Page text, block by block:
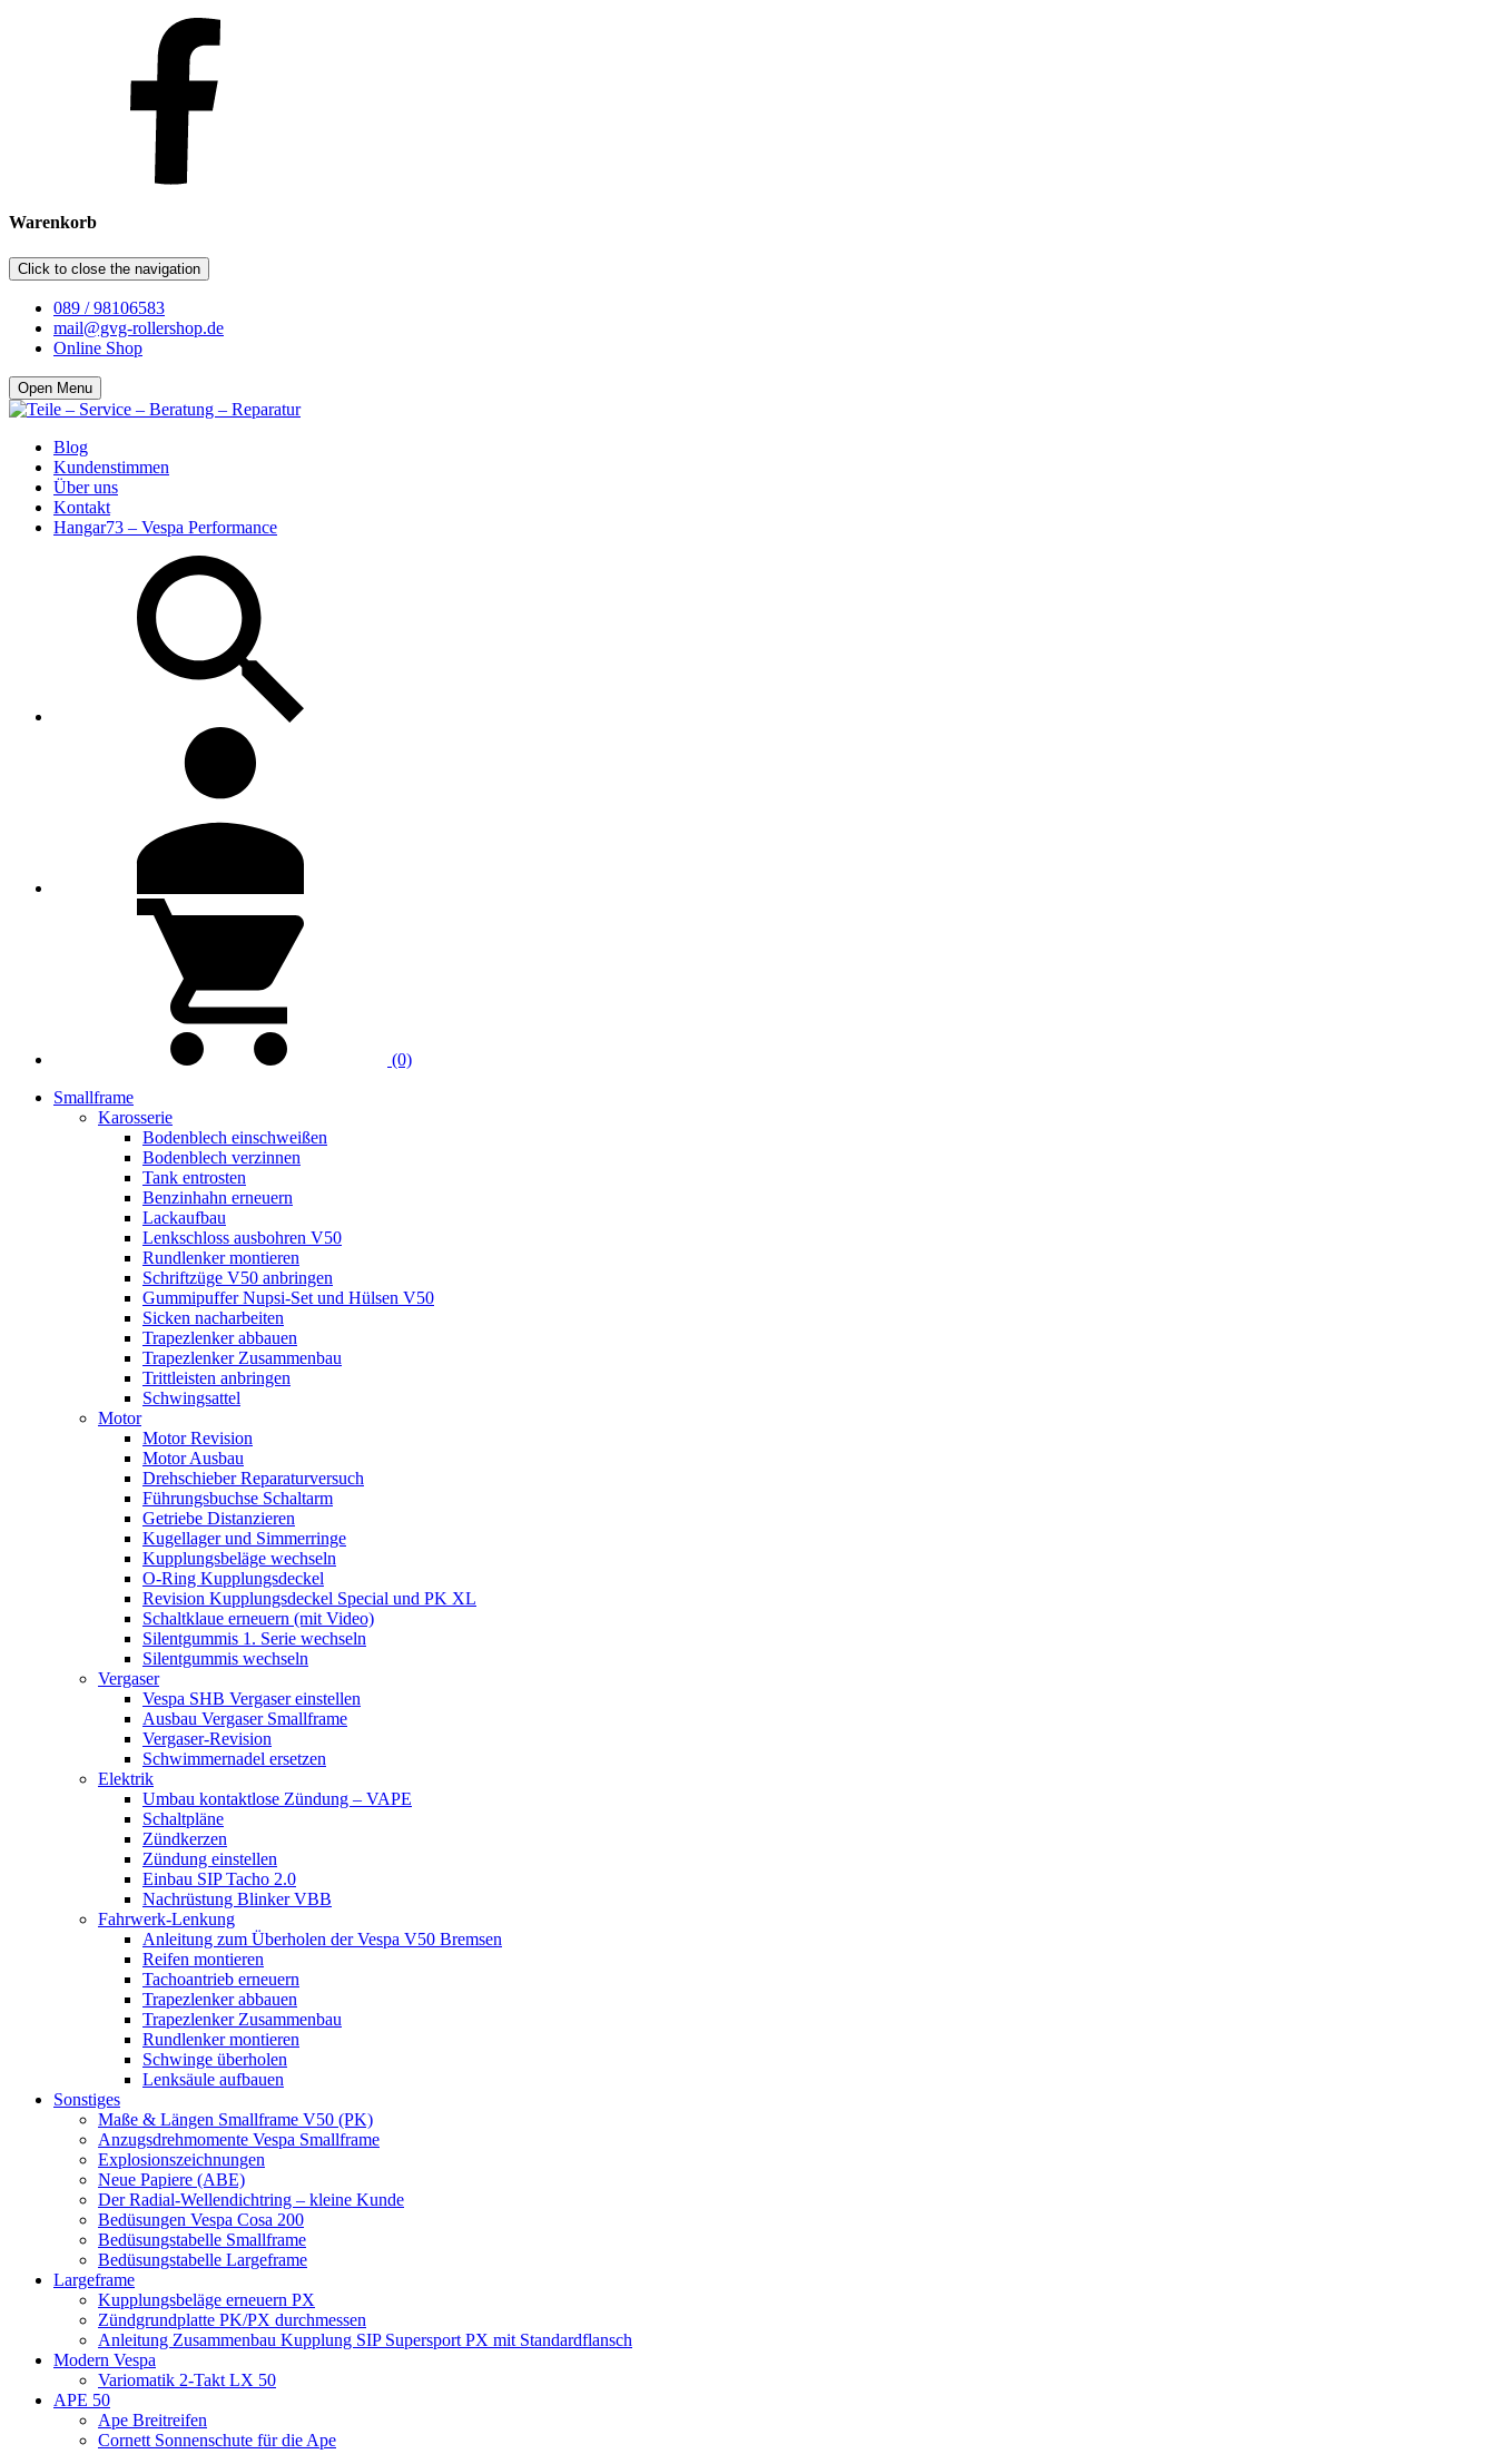
Warenkorb
Click to close the navigation
089 / 98106583
mail@gvg-rollershop.de
Online Shop
Open Menu
Blog
Kundenstimmen
Über uns
Kontakt
Hangar73 – Vespa Performance
(0)
Smallframe
Karosserie
Bodenblech einschweißen
Bodenblech verzinnen
Tank entrosten
Benzinhahn erneuern
Lackaufbau
Lenkschloss ausbohren V50
Rundlenker montieren
Schriftzüge V50 anbringen
Gummipuffer Nupsi-Set und Hülsen V50
Sicken nacharbeiten
Trapezlenker abbauen
Trapezlenker Zusammenbau
Trittleisten anbringen
Schwingsattel
Motor
Motor Revision
Motor Ausbau
Drehschieber Reparaturversuch
Führungsbuchse Schaltarm
Getriebe Distanzieren
Kugellager und Simmerringe
Kupplungsbeläge wechseln
O-Ring Kupplungsdeckel
Revision Kupplungsdeckel Special und PK XL
Schaltklaue erneuern (mit Video)
Silentgummis 1. Serie wechseln
Silentgummis wechseln
Vergaser
Vespa SHB Vergaser einstellen
Ausbau Vergaser Smallframe
Vergaser-Revision
Schwimmernadel ersetzen
Elektrik
Umbau kontaktlose Zündung – VAPE
Schaltpläne
Zündkerzen
Zündung einstellen
Einbau SIP Tacho 2.0
Nachrüstung Blinker VBB
Fahrwerk-Lenkung
Anleitung zum Überholen der Vespa V50 Bremsen
Reifen montieren
Tachoantrieb erneuern
Trapezlenker abbauen
Trapezlenker Zusammenbau
Rundlenker montieren
Schwinge überholen
Lenksäule aufbauen
Sonstiges
Maße & Längen Smallframe V50 (PK)
Anzugsdrehmomente Vespa Smallframe
Explosionszeichnungen
Neue Papiere (ABE)
Der Radial-Wellendichtring – kleine Kunde
Bedüsungen Vespa Cosa 200
Bedüsungstabelle Smallframe
Bedüsungstabelle Largeframe
Largeframe
Kupplungsbeläge erneuern PX
Zündgrundplatte PK/PX durchmessen
Anleitung Zusammenbau Kupplung SIP Supersport PX mit Standardflansch
Modern Vespa
Variomatik 2-Takt LX 50
APE 50
Ape Breitreifen
Cornett Sonnenschute für die Ape